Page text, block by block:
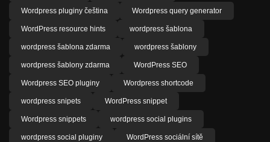
Wordpress pluginy čeština Wordpress query generator
WordPress resource hints wordpress šablona
wordpress šablona zdarma wordpress šablony
wordpress šablony zdarma WordPress SEO
Wordpress SEO pluginy Wordpress shortcode
wordpress snipets WordPress snippet
Wordpress snippets wordpress social plugins
wordpress social pluginy WordPress sociální sítě